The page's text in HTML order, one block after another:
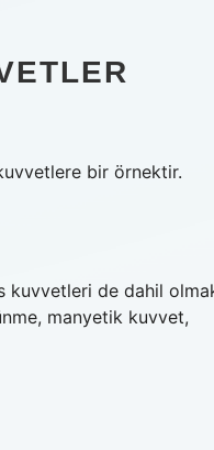
bir örnektir.
kuvvetleri de dahil
manyetik kuvvet,